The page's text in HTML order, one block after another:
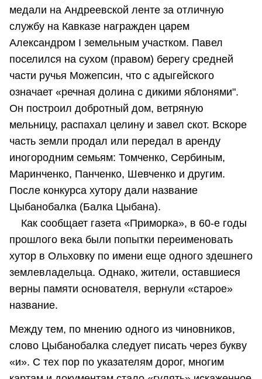
медали на Андреевской ленте за отличную
службу на Кавказе награжден царем
Александром I земельным участком. Павел
поселился на сухом (правом) берегу средней
части ручья Можепсин, что с адыгейского
означает «речная долина с дикими яблонями".
Он построил добротный дом, ветряную
мельницу, распахал целину и завел скот. Вскоре
часть земли продал или передал в аренду
иногородним семьям: Томченко, Сербиным,
Маринченко, Панченко, Шевченко и другим.
После конкурса хутору дали название
Цыбанобалка (Балка Цыбана).
Как сообщает газета «Приморка», в 60-е годы
прошлого века были попытки переименовать
хутор в Ольховку по имени еще одного здешнего
землевладельца. Однако, жители, оставшиеся
верны памяти основателя, вернули «старое»
название.
Между тем, по мнению одного из чиновников,
слово Цыбанобалка следует писать через букву
«и». С тех пор по указателям дорог, многим